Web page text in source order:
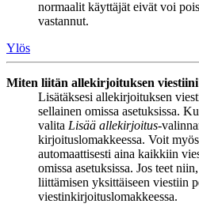
normaalit käyttäjät eivät voi
vastannut.
Ylös
Miten liitän allekirjoituksen
Lisätäksesi allekirjoituksen
sellainen omissa asetuksissa.
valita Lisää allekirjoitus-
kirjoituslomakkeessa. Voit
automaattisesti aina kaikkiin
omissa asetuksissa. Jos teet
liittämisen yksittäiseen viestiin
viestinkirjoituslomakkeessa.